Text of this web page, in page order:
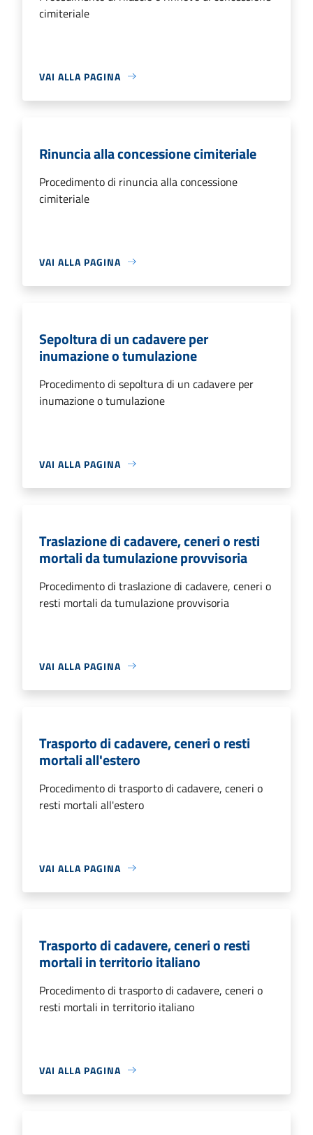
cimiteriale
VAI ALLA PAGINA
Rinuncia alla concessione cimiteriale
Procedimento di rinuncia alla concessione
cimiteriale
VAI ALLA PAGINA
Sepoltura di un cadavere per
inumazione o tumulazione
Procedimento di sepoltura di un cadavere per
inumazione o tumulazione
VAI ALLA PAGINA
Traslazione di cadavere, ceneri o resti
mortali da tumulazione provvisoria
Procedimento di traslazione di cadavere, ceneri o
resti mortali da tumulazione provvisoria
VAI ALLA PAGINA
Trasporto di cadavere, ceneri o resti
mortali all'estero
Procedimento di trasporto di cadavere, ceneri o
resti mortali all'estero
VAI ALLA PAGINA
Trasporto di cadavere, ceneri o resti
mortali in territorio italiano
Procedimento di trasporto di cadavere, ceneri o
resti mortali in territorio italiano
VAI ALLA PAGINA